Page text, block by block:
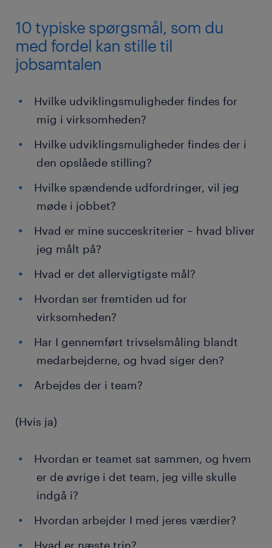
10 typiske spørgsmål, som du
med fordel kan stille til
jobsamtalen
Hvilke udviklingsmuligheder findes for
mig i virksomheden?
Hvilke udviklingsmuligheder findes der i
den opslåede stilling?
Hvilke spændende udfordringer, vil jeg
møde i jobbet?
Hvad er mine succeskriterier – hvad bliver
jeg målt på?
Hvad er det allervigtigste mål?
Hvordan ser fremtiden ud for
virksomheden?
Har I gennemført trivselsmåling blandt
medarbejderne, og hvad siger den?
Arbejdes der i team?
(Hvis ja)
Hvordan er teamet sat sammen, og hvem
er de øvrige i det team, jeg ville skulle
indgå i?
Hvordan arbejder I med jeres værdier?
Hvad er næste trin?